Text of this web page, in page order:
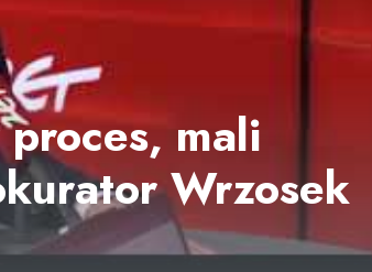
mali
Wrzosek